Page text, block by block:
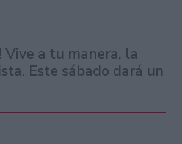
a tu manera, la
Este sábado dará un